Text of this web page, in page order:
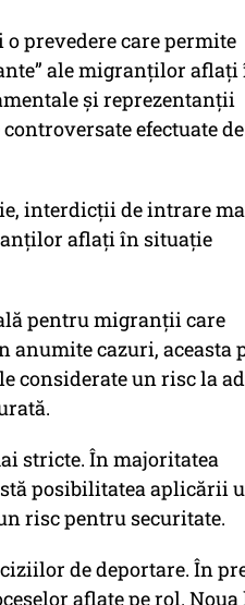
prevedere care permite
ale migranților aflați
și reprezentanții
efectuate de
interdicții de intrare
aflați în situație
pentru migranții care
anumite cazuri, aceasta
considerate un risc la
stricte. În majoritatea
posibilitatea aplicării
risc pentru securitate.
de deportare. În
aflate pe rol. Noua